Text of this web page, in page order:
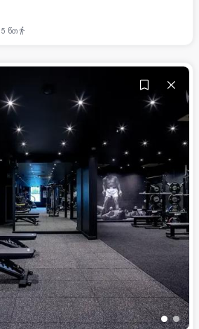
5 წთ
••